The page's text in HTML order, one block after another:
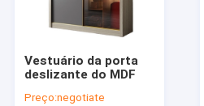
Show de RV
Vestuário da porta
deslizante do MDF
Preço:negotiate